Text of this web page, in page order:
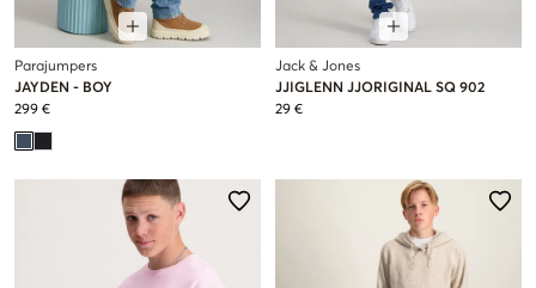
Parajumpers
JAYDEN - BOY
299 €
Jack & Jones
JJIGLENN JJORIGINAL SQ 902
29 €